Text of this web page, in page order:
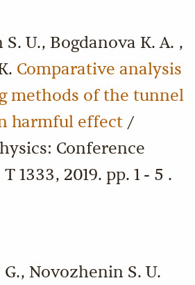
U., Bogdanova K. A. ,
Comparative analysis
methods of the tunnel
harmful effect /
Conference
1333, 2019. pp. 1 - 5 .
Novozhenin S. U.